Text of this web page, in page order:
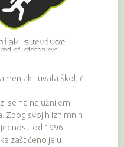
- uvala Školjić
se na najužnijem
Zbog svojih iznimnih
od 1996.
zaštićeno je u